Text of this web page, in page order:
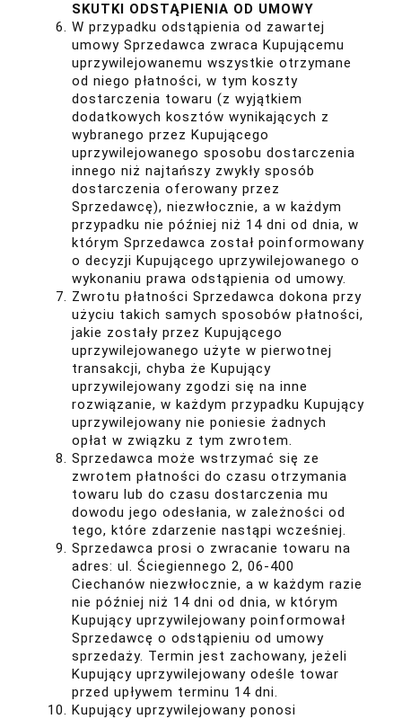
SKUTKI ODSTĄPIENIA OD UMOWY
W przypadku odstąpienia od zawartej
umowy Sprzedawca zwraca Kupującemu
uprzywilejowanemu wszystkie otrzymane
od niego płatności, w tym koszty
dostarczenia towaru (z wyjątkiem
dodatkowych kosztów wynikających z
wybranego przez Kupującego
uprzywilejowanego sposobu dostarczenia
innego niż najtańszy zwykły sposób
dostarczenia oferowany przez
Sprzedawcę), niezwłocznie, a w każdym
przypadku nie później niż 14 dni od dnia, w
którym Sprzedawca został poinformowany
o decyzji Kupującego uprzywilejowanego o
wykonaniu prawa odstąpienia od umowy.
Zwrotu płatności Sprzedawca dokona przy
użyciu takich samych sposobów płatności,
jakie zostały przez Kupującego
uprzywilejowanego użyte w pierwotnej
transakcji, chyba że Kupujący
uprzywilejowany zgodzi się na inne
rozwiązanie, w każdym przypadku Kupujący
uprzywilejowany nie poniesie żadnych
opłat w związku z tym zwrotem.
Sprzedawca może wstrzymać się ze
zwrotem płatności do czasu otrzymania
towaru lub do czasu dostarczenia mu
dowodu jego odesłania, w zależności od
tego, które zdarzenie nastąpi wcześniej.
Sprzedawca prosi o zwracanie towaru na
adres: ul. Ściegiennego 2, 06-400
Ciechanów niezwłocznie, a w każdym razie
nie później niż 14 dni od dnia, w którym
Kupujący uprzywilejowany poinformował
Sprzedawcę o odstąpieniu od umowy
sprzedaży. Termin jest zachowany, jeżeli
Kupujący uprzywilejowany odeśle towar
przed upływem terminu 14 dni.
Kupujący uprzywilejowany ponosi